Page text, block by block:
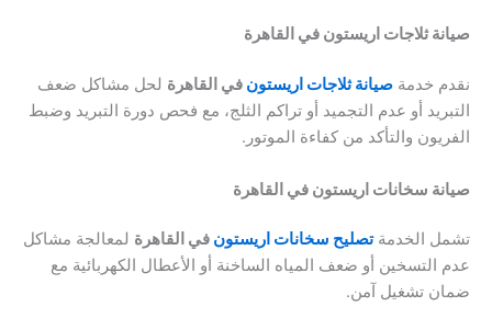
صيانة ثلاجات اريستون في القاهرة
نقدم خدمة صيانة ثلاجات اريستون في القاهرة لحل مشاكل ضعف
التبريد أو عدم التجميد أو تراكم الثلج، مع فحص دورة التبريد وضبط
الفريون والتأكد من كفاءة الموتور.
صيانة سخانات اريستون في القاهرة
تشمل الخدمةتصليح سخانات اريستون في القاهرة لمعالجة مشاكل
عدم التسخين أو ضعف المياه الساخنة أو الأعطال الكهربائية مع
ضمان تشغيل آمن.